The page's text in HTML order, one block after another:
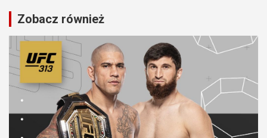
Zobacz również